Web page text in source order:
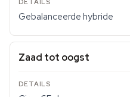
Gebalanceerde hybride
Zaad tot oogst